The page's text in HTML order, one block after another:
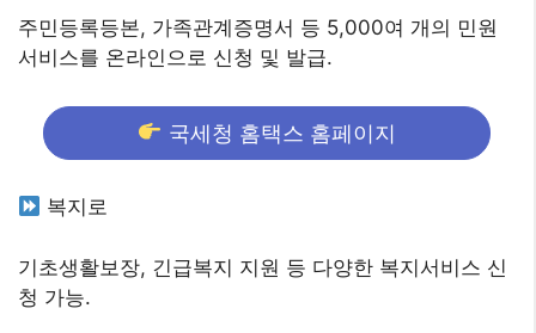
주민등록등본, 가족관계증명서 등 5,000여 개의 민원
서비스를 온라인으로 신청 및 발급.
국세청 홈택스 홈페이지
복지로
기초생활보장, 긴급복지 지원 등 다양한 복지서비스 신
청 가능.